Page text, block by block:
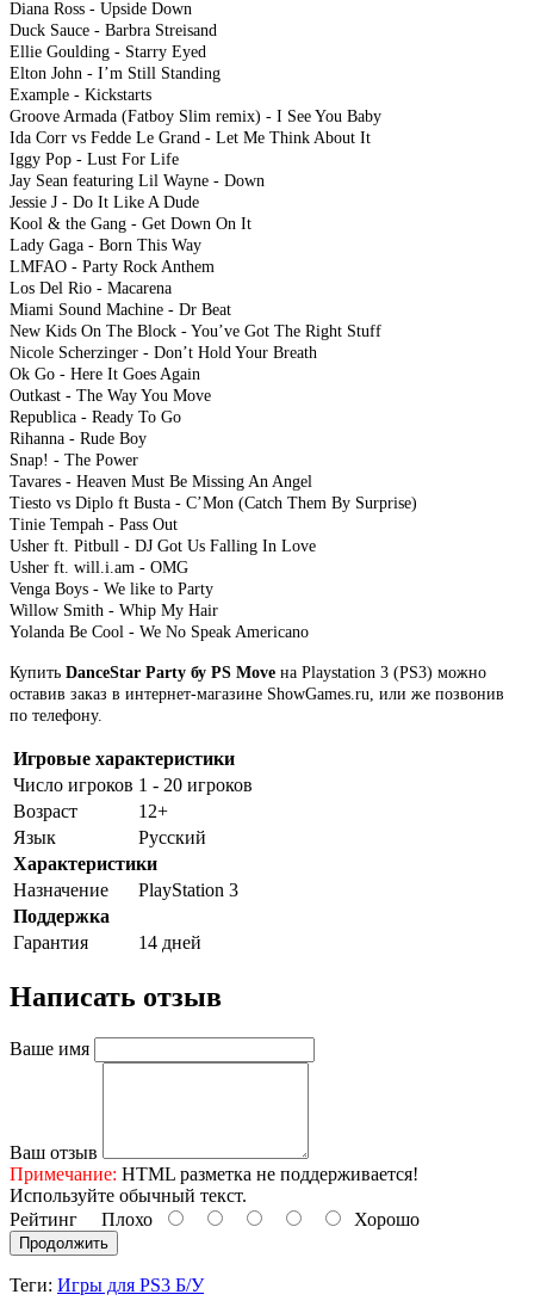
Diana Ross - Upside Down
Duck Sauce - Barbra Streisand
Ellie Goulding - Starry Eyed
Elton John - I’m Still Standing
Example - Kickstarts
Groove Armada (Fatboy Slim remix) - I See You Baby
Ida Corr vs Fedde Le Grand - Let Me Think About It
Iggy Pop - Lust For Life
Jay Sean featuring Lil Wayne - Down
Jessie J - Do It Like A Dude
Kool & the Gang - Get Down On It
Lady Gaga - Born This Way
LMFAO - Party Rock Anthem
Los Del Rio - Macarena
Miami Sound Machine - Dr Beat
New Kids On The Block - You’ve Got The Right Stuff
Nicole Scherzinger - Don’t Hold Your Breath
Ok Go - Here It Goes Again
Outkast - The Way You Move
Republica - Ready To Go
Rihanna - Rude Boy
Snap! - The Power
Tavares - Heaven Must Be Missing An Angel
Tiesto vs Diplo ft Busta - C’Mon (Catch Them By Surprise)
Tinie Tempah - Pass Out
Usher ft. Pitbull - DJ Got Us Falling In Love
Usher ft. will.i.am - OMG
Venga Boys - We like to Party
Willow Smith - Whip My Hair
Yolanda Be Cool - We No Speak Americano
Купить DanceStar Party бу PS Move на Playstation 3 (PS3) можно
оставив заказ в интернет-магазине ShowGames.ru, или же позвонив
по телефону.
Игровые характеристики
Число игроков 1 - 20 игроков
Возраст
12+
Язык
Русский
Характеристики
Назначение
PlayStation 3
Поддержка
Гарантия
14 дней
Написать отзыв
Ваше имя
Ваш отзыв
Примечание: HTML разметка не поддерживается!
Используйте обычный текст.
Рейтинг Плохо Хорошо
Продолжить
Теги: Игры для PS3 Б/У